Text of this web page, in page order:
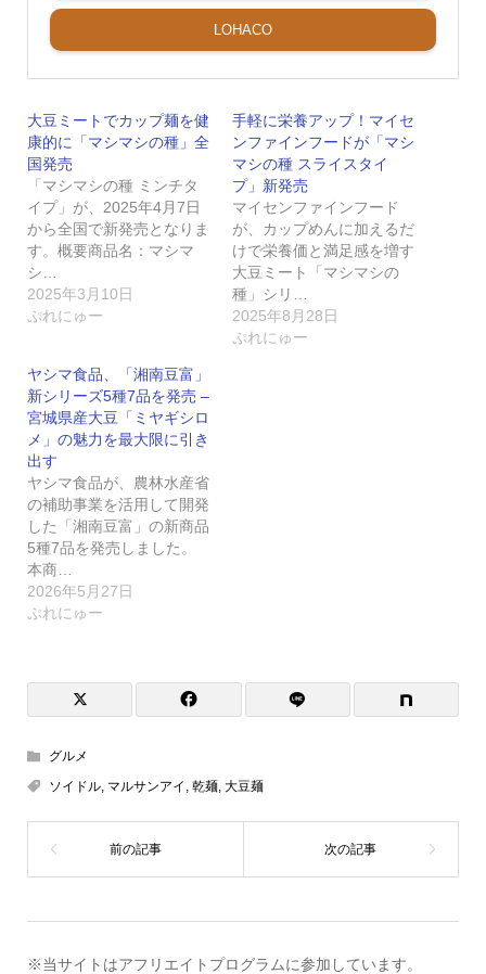
LOHACO
大豆ミートでカップ麺を健
康的に「マシマシの種」全
国発売
「マシマシの種 ミンチタ
イプ」が、2025年4月7日
から全国で新発売となりま
す。概要商品名：マシマ
シ…
2025年3月10日
ぷれにゅー
手軽に栄養アップ！マイセ
ンファインフードが「マシ
マシの種 スライスタイ
プ」新発売
マイセンファインフード
が、カップめんに加えるだ
けで栄養価と満足感を増す
大豆ミート「マシマシの
種」シリ…
2025年8月28日
ぷれにゅー
ヤシマ食品、「湘南豆富」
新シリーズ5種7品を発売 –
宮城県産大豆「ミヤギシロ
メ」の魅力を最大限に引き
出す
ヤシマ食品が、農林水産省
の補助事業を活用して開発
した「湘南豆富」の新商品
5種7品を発売しました。
本商…
2026年5月27日
ぷれにゅー
グルメ
ソイドル, マルサンアイ , 乾麺, 大豆麺
※当サイトはアフリエイトプログラムに参加しています。